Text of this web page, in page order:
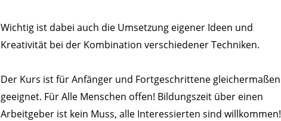
Wichtig ist dabei auch die Umsetzung eigener Ideen und
Kreativität bei der Kombination verschiedener Techniken.
Der Kurs ist für Anfänger und Fortgeschrittene gleichermaßen
geeignet. Für Alle Menschen offen! Bildungszeit über einen
Arbeitgeber ist kein Muss, alle Interessierten sind willkommen!